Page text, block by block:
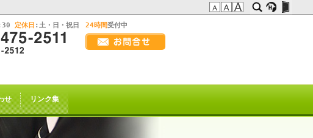
画
面
幅
て
ご
ご
系)でも
定休日 :土・日・祝日 24時間受付中
せ リンク集